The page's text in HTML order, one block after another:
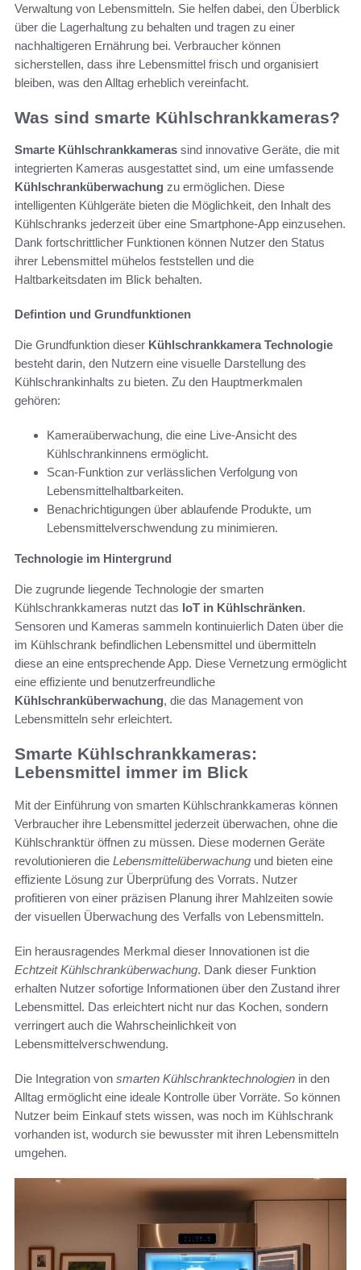
Verwaltung von Lebensmitteln. Sie helfen dabei, den Überblick
über die Lagerhaltung zu behalten und tragen zu einer
nachhaltigeren Ernährung bei. Verbraucher können
sicherstellen, dass ihre Lebensmittel frisch und organisiert
bleiben, was den Alltag erheblich vereinfacht.
Was sind smarte Kühlschrankkameras?
Smarte Kühlschrankkameras sind innovative Geräte, die mit
integrierten Kameras ausgestattet sind, um eine umfassende
Kühlschranküberwachung zu ermöglichen. Diese
intelligenten Kühlgeräte bieten die Möglichkeit, den Inhalt des
Kühlschranks jederzeit über eine Smartphone-App einzusehen.
Dank fortschrittlicher Funktionen können Nutzer den Status
ihrer Lebensmittel mühelos feststellen und die
Haltbarkeitsdaten im Blick behalten.
Defintion und Grundfunktionen
Die Grundfunktion dieser Kühlschrankkamera Technologie
besteht darin, den Nutzern eine visuelle Darstellung des
Kühlschrankinhalts zu bieten. Zu den Hauptmerkmalen
gehören:
Kameraüberwachung, die eine Live-Ansicht des
Kühlschrankinnens ermöglicht.
Scan-Funktion zur verlässlichen Verfolgung von
Lebensmittelhaltbarkeiten.
Benachrichtigungen über ablaufende Produkte, um
Lebensmittelverschwendung zu minimieren.
Technologie im Hintergrund
Die zugrunde liegende Technologie der smarten
Kühlschrankkameras nutzt das IoT in Kühlschränken.
Sensoren und Kameras sammeln kontinuierlich Daten über die
im Kühlschrank befindlichen Lebensmittel und übermitteln
diese an eine entsprechende App. Diese Vernetzung ermöglicht
eine effiziente und benutzerfreundliche
Kühlschranküberwachung, die das Management von
Lebensmitteln sehr erleichtert.
Smarte Kühlschrankkameras:
Lebensmittel immer im Blick
Mit der Einführung von smarten Kühlschrankkameras können
Verbraucher ihre Lebensmittel jederzeit überwachen, ohne die
Kühlschranktür öffnen zu müssen. Diese modernen Geräte
revolutionieren die Lebensmittelüberwachung und bieten eine
effiziente Lösung zur Überprüfung des Vorrats. Nutzer
profitieren von einer präzisen Planung ihrer Mahlzeiten sowie
der visuellen Überwachung des Verfalls von Lebensmitteln.
Ein herausragendes Merkmal dieser Innovationen ist die
Echtzeit Kühlschranküberwachung. Dank dieser Funktion
erhalten Nutzer sofortige Informationen über den Zustand ihrer
Lebensmittel. Das erleichtert nicht nur das Kochen, sondern
verringert auch die Wahrscheinlichkeit von
Lebensmittelverschwendung.
Die Integration von smarten Kühlschranktechnologien in den
Alltag ermöglicht eine ideale Kontrolle über Vorräte. So können
Nutzer beim Einkauf stets wissen, was noch im Kühlschrank
vorhanden ist, wodurch sie bewusster mit ihren Lebensmitteln
umgehen.